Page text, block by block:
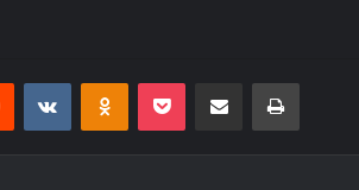
Reddit VKontakteOdnoklassniki
Pocket E-Posta ile paylaş Yazdır